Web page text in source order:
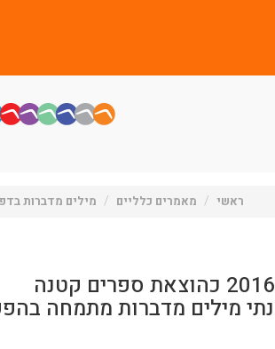
ראשי מאמרים כלליים מילים מדברות
הוצאת הספרים "מילים מדברות" נוסדה בשנת 2016 כהוצאת ספרים קטנה
מילים מדברות מתמחה